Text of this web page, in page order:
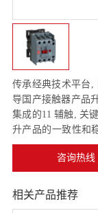
传承经典技术平台,
导国产接触器产品
集成的11 辅触, 关
升产品的一致性和
用, 通过机电分销渠
在内各行业需求。
咨询热线
相关产品推荐